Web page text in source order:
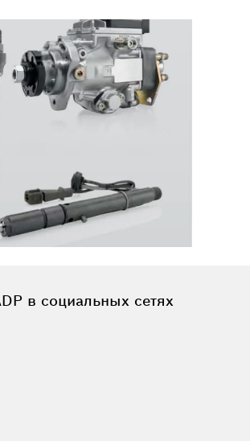
запчастей
в социальных сетях